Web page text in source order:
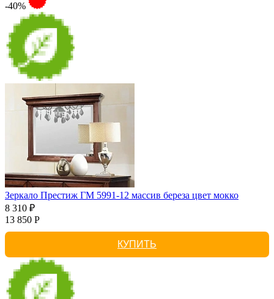
-40%
Зеркало Престиж ГМ 5991-12 массив береза цвет мокко
8 310 ₽
13 850 Р
КУПИТЬ